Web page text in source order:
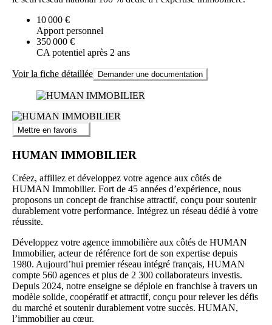
10 000 €
Apport personnel
350 000 €
CA potentiel après 2 ans
Voir la fiche détaillée Demander une documentation
Mettre en favoris
HUMAN IMMOBILIER
Créez, affiliez et développez votre agence aux côtés de
HUMAN Immobilier. Fort de 45 années d’expérience, nous
proposons un concept de franchise attractif, conçu pour soutenir
durablement votre performance. Intégrez un réseau dédié à votre
réussite.
Développez votre agence immobilière aux côtés de HUMAN
Immobilier, acteur de référence fort de son expertise depuis
1980. Aujourd’hui premier réseau intégré français, HUMAN
compte 560 agences et plus de 2 300 collaborateurs investis.
Depuis 2024, notre enseigne se déploie en franchise à travers un
modèle solide, coopératif et attractif, conçu pour relever les défis
du marché et soutenir durablement votre succès. HUMAN,
l’immobilier au cœur.